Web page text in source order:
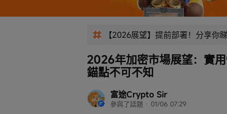
【2026展望】提前部署！分享你
富途Crypto Sir
參與了話題 · 01/06 07:29
2026年加密市場展望：實
錨點不可不知